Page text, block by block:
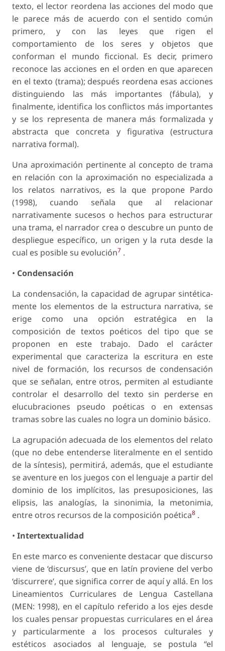
texto, el lector reordena las acciones del modo que
le parece más de acuerdo con el sentido común
primero, y con las leyes que rigen el
comportamiento de los seres y objetos que
conforman el mundo ficcional. Es decir, primero
reconoce las acciones en el orden en que aparecen
en el texto (trama); después reordena esas acciones
distinguiendo las más importantes (fábula), y
finalmente, identifica los conflictos más importantes
y se los representa de manera más formalizada y
abstracta que concreta y figurativa (estructura
narrativa formal).
Una aproximación pertinente al concepto de trama
en relación con la aproximación no especializada a
los relatos narrativos, es la que propone Pardo
(1998), cuando señala que al relacionar
narrativamente sucesos o hechos para estructurar
una trama, el narrador crea o descubre un punto de
despliegue específico, un origen y la ruta desde la
cual es posible su evolución7 .
• Condensación
La condensación, la capacidad de agrupar sintética-
mente los elementos de la estructura narrativa, se
erige como una opción estratégica en la
composición de textos poéticos del tipo que se
proponen en este trabajo. Dado el carácter
experimental que caracteriza la escritura en este
nivel de formación, los recursos de condensación
que se señalan, entre otros, permiten al estudiante
controlar el desarrollo del texto sin perderse en
elucubraciones pseudo poéticas o en extensas
tramas sobre las cuales no logra un dominio básico.
La agrupación adecuada de los elementos del relato
(que no debe entenderse literalmente en el sentido
de la síntesis), permitirá, además, que el estudiante
se aventure en los juegos con el lenguaje a partir del
dominio de los implícitos, las presuposiciones, las
elipsis, las analogías, la sinonimia, la metonimia,
entre otros recursos de la composición poética8 .
• Intertextualidad
En este marco es conveniente destacar que discurso
viene de ‘discursus’, que en latín proviene del verbo
‘discurrere’, que significa correr de aquí y allá. En los
Lineamientos Curriculares de Lengua Castellana
(MEN: 1998), en el capítulo referido a los ejes desde
los cuales pensar propuestas curriculares en el área
y particularmente a los procesos culturales y
estéticos asociados al lenguaje, se postula “el